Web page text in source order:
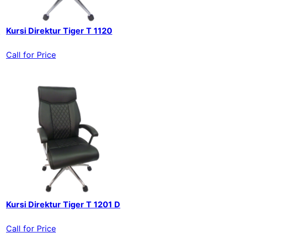
Kursi Direktur Tiger T 1120
Call for Price
Kursi Direktur Tiger T 1201 D
Call for Price